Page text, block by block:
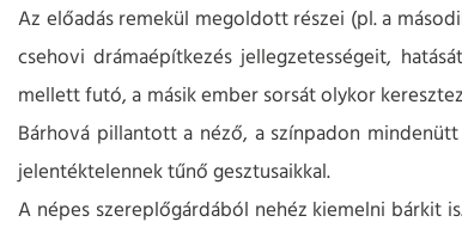
Az előadás remekül megoldott részei (pl. a
csehovi drámaépítkezés jellegzetességeit,
mellett futó, a másik ember sorsát olykor
Bárhová pillantott a néző, a színpadon
jelentéktelennek tűnő gesztusaikkal.
A népes szereplőgárdából nehéz kiemelni bárkit